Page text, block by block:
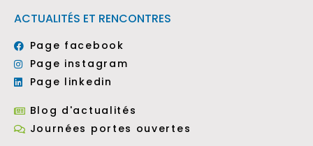
ACTUALITÉS ET RENCONTRES
Page facebook
Page instagram
Page linkedin
Blog d'actualités
Journées portes ouvertes